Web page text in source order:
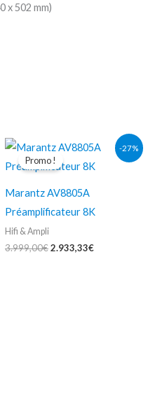
x 502 mm)
-27%
Promo !
Marantz AV8805A
Préamplificateur 8K
Hifi & Ampli
3.999,00€
prix
initial
3.999,00€.
2.933,33€
Le
prix
actuel